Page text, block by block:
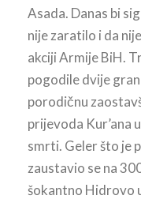
Asada. Danas bi
nije zaratilo i da
akciji Armije BiH.
pogodile dvije
porodičnu
prijevoda Kur’ana
smrti. Geler što je
zaustavio se na
šokantno Hidrovo